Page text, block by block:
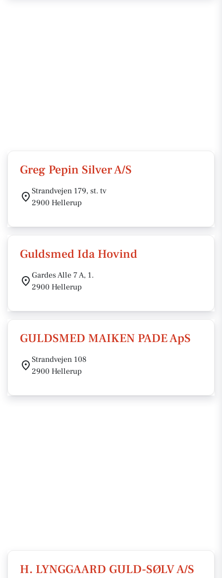
Greg Pepin Silver A/S
Strandvejen 179, st. tv
2900 Hellerup
Guldsmed Ida Hovind
Gardes Alle 7 A, 1.
2900 Hellerup
GULDSMED MAIKEN PADE ApS
Strandvejen 108
2900 Hellerup
H. LYNGGAARD GULD-SØLV A/S